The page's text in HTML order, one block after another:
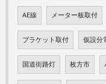
AE線 メーター板取付
ブラケット取付 仮設分
国道街路灯 枚方市